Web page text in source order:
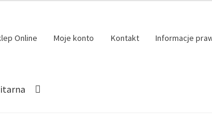
Online Moje konto Kontakt Informacje